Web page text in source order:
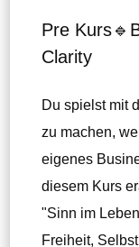
Pre
Clarity
Du spielst mit
zu machen,
eigenes
diesem Kurs
"Sinn im
Freiheit,